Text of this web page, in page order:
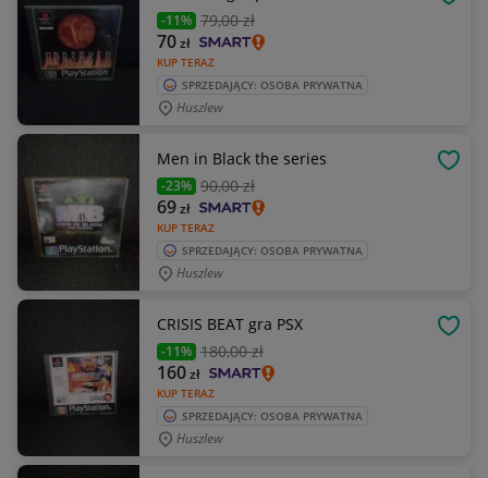
-11% 79,00 zł
KUP TERAZ
70zł
SPRZEDAJĄCY: OSOBA PRYWATNA
Huszlew
Men in Black the series
-23% 90,00 zł
KUP TERAZ
69zł
SPRZEDAJĄCY: OSOBA PRYWATNA
Huszlew
CRISIS BEAT gra PSX
-11% 180,00 zł
KUP TERAZ
160zł
SPRZEDAJĄCY: OSOBA PRYWATNA
Huszlew